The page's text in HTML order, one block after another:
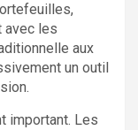
avec les
aux
un outil
important. Les